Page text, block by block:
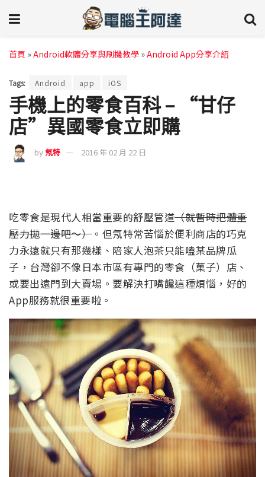
首頁 »Android軟體分享與刷機教學 »Android App分享介紹
Tags: Android app iOS
手機上的零食百科 – “甘仔
店”異國零食立即購
by氖特 2016 年 02 月 22 日
吃零食是現代人相當重要的舒壓管道（就暫時把體重
壓力拋一邊吧～） 。但氖特常苦惱於便利商店的巧克
力永遠就只有那幾樣、陪家人泡茶只能嗑某品牌瓜
子，台灣卻不像日本市區有專門的零食（菓子）店、
或要出遠門到大賣場。要解決打嘴饞這種煩惱，好的
App服務就很重要啦。